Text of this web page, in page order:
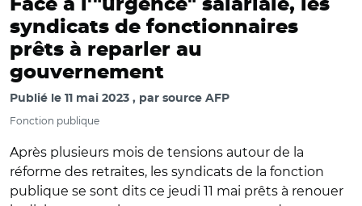
Face à l'"urgence" salariale, les
syndicats de fonctionnaires
prêts à reparler au
gouvernement
Publié le 11 mai 2023 par source AFP
Fonction publique
Après plusieurs mois de tensions autour de la
réforme des retraites, les syndicats de la fonction
publique se sont dits ce jeudi 11 mai prêts à renouer